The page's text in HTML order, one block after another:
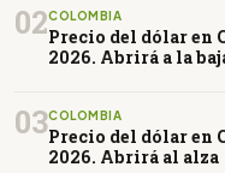
02COLOMBIA
Precio del dólar en
2026. Abrirá a la
03COLOMBIA
Precio del dólar en
2026. Abrirá al alza